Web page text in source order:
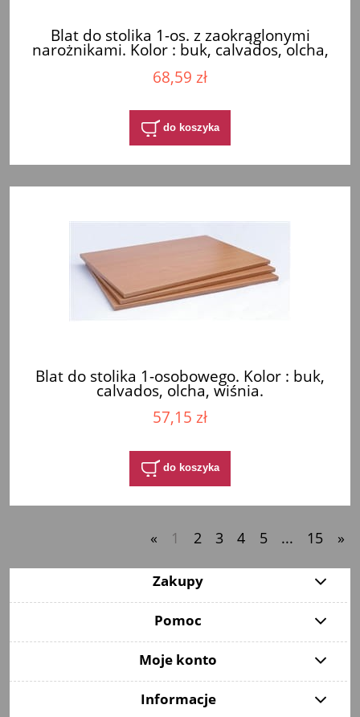
Blat do stolika 1-os. z zaokrąglonymi
narożnikami. Kolor : buk, calvados, olcha,
68,59 zł
do koszyka
Blat do stolika 1-osobowego. Kolor : buk,
calvados, olcha, wiśnia.
57,15 zł
do koszyka
« 1 2 3 4 5 ... 15 »
Zakupy
Pomoc
Moje konto
Informacje